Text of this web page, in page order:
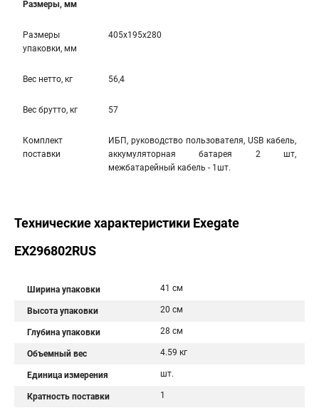
Размеры, мм
Размеры
упаковки, мм
405x195x280
Вес нетто, кг 56,4
Вес брутто, кг 57
Комплект
поставки
ИБП, руководство пользователя, USB кабель,
аккумуляторная батарея 2 шт,
межбатарейный кабель - 1шт.
Технические характеристики Exegate
EX296802RUS
Ширина упаковки 41 см
Высота упаковки 20 см
Глубина упаковки 28 см
Объемный вес 4.59 кг
Единица измерения шт.
Кратность поставки 1